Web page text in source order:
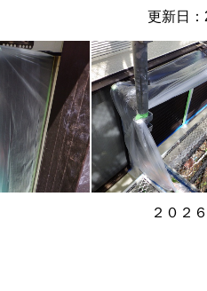
更新日
しました。 ２０２６